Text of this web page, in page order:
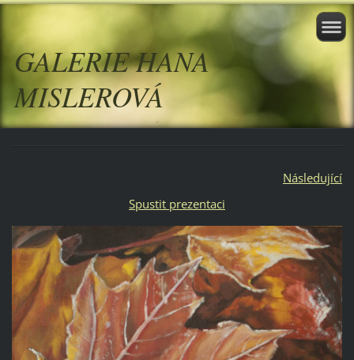
GALERIE HANA
MISLEROVÁ
Následující
Spustit prezentaci